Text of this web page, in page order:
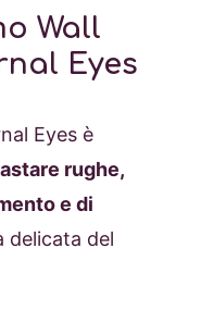
Wall
Eyes
Eyes è
rughe,
e di
delicata del